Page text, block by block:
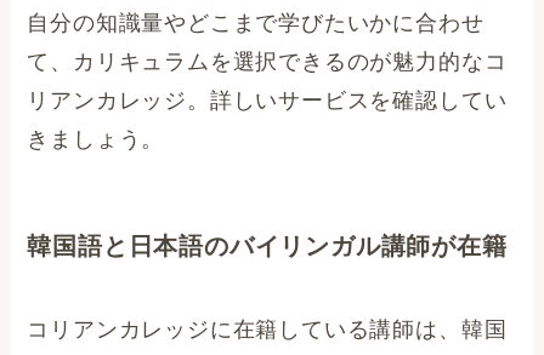
自分の知識量やどこまで学びたいかに合わせ
て、カリキュラムを選択できるのが魅力的なコ
リアンカレッジ。詳しいサービスを確認してい
きましょう。
韓国語と日本語のバイリンガル講師が在籍
コリアンカレッジに在籍している講師は、韓国